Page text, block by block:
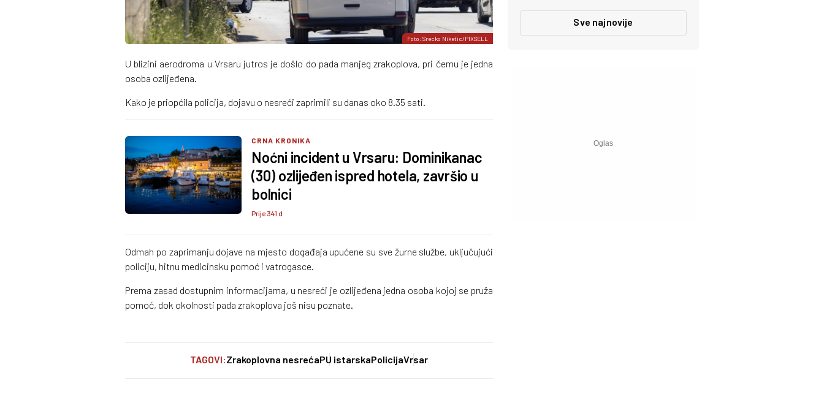
Foto: Srecko Niketic/PIXSELL
U blizini aerodroma u Vrsaru jutros je došlo do pada manjeg zrakoplova, pri čemu je jedna
osoba ozlijeđena.
Kako je priopćila policija, dojavu o nesreći zaprimili su danas oko 8.35 sati.
CRNA KRONIKA
Noćni incident u Vrsaru: Dominikanac
(30) ozlijeđen ispred hotela, završio u
bolnici
Prije 341 d
Odmah po zaprimanju dojave na mjesto događaja upućene su sve žurne službe, uključujući
policiju, hitnu medicinsku pomoć i vatrogasce.
Prema zasad dostupnim informacijama, u nesreći je ozlijeđena jedna osoba kojoj se pruža
pomoć, dok okolnosti pada zrakoplova još nisu poznate.
TAGOVI:Zrakoplovna nesrećaPU istarskaPolicijaVrsar
Sve najnovije